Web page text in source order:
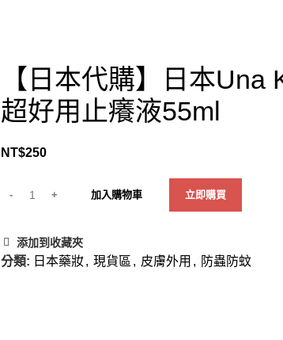
【日本代購】日本Una
超好用止癢液55ml
NT$250
加入購物車 立即購買
添加到收藏夾
分類: 日本藥妝, 現貨區 , 皮膚外用 , 防蟲防蚊